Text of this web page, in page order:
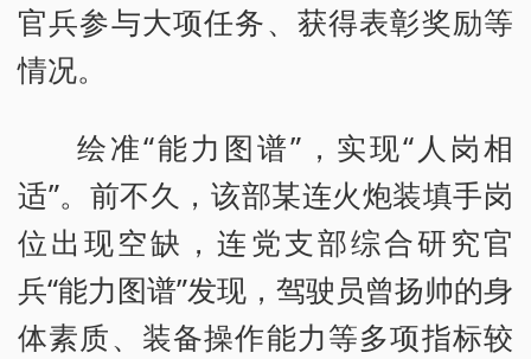
官兵参与大项任务、获得表彰奖励等
情况。
绘准“能力图谱”，实现“人岗相
适”。前不久，该部某连火炮装填手岗
位出现空缺，连党支部综合研究官
兵“能力图谱”发现，驾驶员曾扬帅的身
体素质、装备操作能力等多项指标较